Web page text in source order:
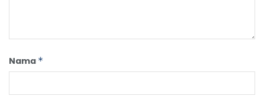
Nama *